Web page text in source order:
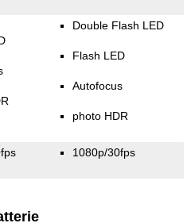
Double Flash LED
Flash LED
Autofocus
photo HDR
1080p/30fps